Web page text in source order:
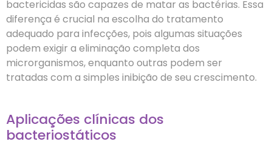
bactericidas são capazes de matar as bactérias. Essa
diferença é crucial na escolha do tratamento
adequado para infecções, pois algumas situações
podem exigir a eliminação completa dos
microrganismos, enquanto outras podem ser
tratadas com a simples inibição de seu crescimento.
Aplicações clínicas dos
bacteriostáticos